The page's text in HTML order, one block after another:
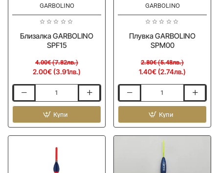
-50%GARBOLINO
Близалка GARBOLINO
SPF15
2.00€ (3.91лв.)
4.00€ (7.82лв.)
GARBOLINO
Купи
-50%GARBOLINO
Плувка GARBOLINO
SPM00
1.40€ (2.74лв.)
2.80€ (5.48лв.)
GARBOLINO
Купи